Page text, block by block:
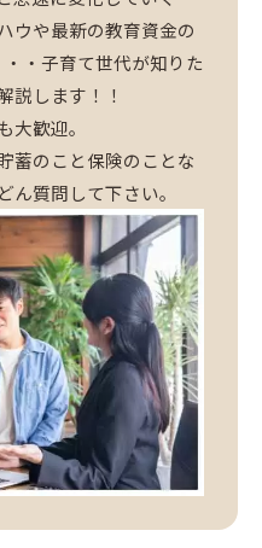
ウや最新の教育資金の
・子育て世代が知りた
説します！！
歓迎。
蓄のこと保険のことな
ん質問して下さい。